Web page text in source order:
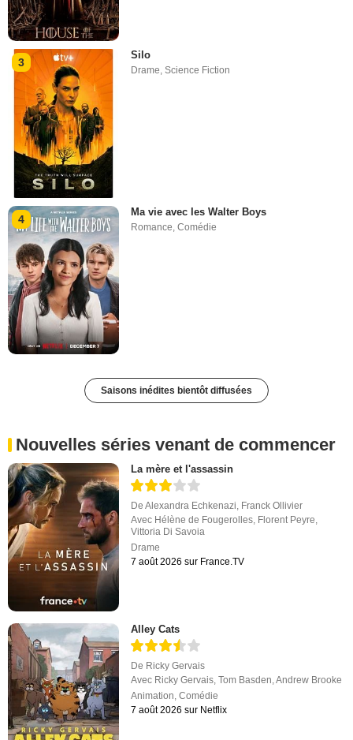
3
Silo
Drame,Science Fiction
4
Ma vie avec les Walter Boys
Romance ,Comédie
Saisons inédites bientôt diffusées
Nouvelles séries venant de commencer
La mère et l'assassin
DeAlexandra Echkenazi, Franck Ollivier
Avec Hélène de Fougerolles, Florent Peyre,
Vittoria Di Savoia
Drame
7 août 2026 sur France.TV
Alley Cats
De Ricky Gervais
Avec Ricky Gervais,Tom Basden,Andrew Brooke
Animation,Comédie
7 août 2026 sur Netflix